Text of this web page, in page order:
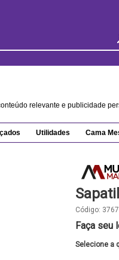
relevante e publicidade
Utilidades Cama
Código:
Faça seu
Selecione a